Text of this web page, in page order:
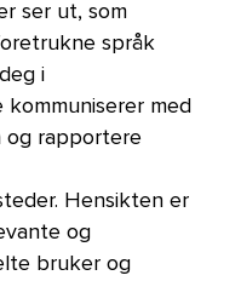
ser ut, som
språk
i
med
og rapportere
Hensikten er
og
bruker og